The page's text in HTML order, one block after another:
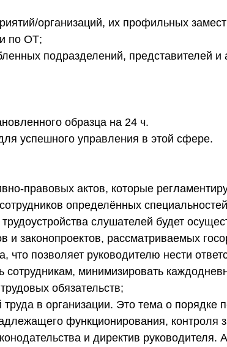
организаций, их профильных
по ОТ;
подразделений, представителей и
образца на 24 ч.
успешного управления в этой сфере.
правовых актов, которые
определённых
слушателей будет
и законопроектов, рассматриваемых
что позволяет руководителю нести
сотрудникам, минимизировать
обязательств;
в организации. Это тема о порядке
функционирования, контроля
и директив руководителя.